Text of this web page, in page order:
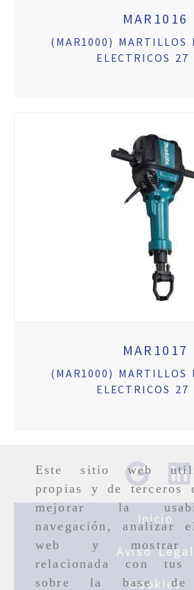
Este sitio web
propias y de terceros
mejorar la
navegación, analizar
web y mostrar
relacionada con tus
sobre la base
MAR1016
(MAR1000) MARTILLOS
ELECTRICOS 27
MAR1017
(MAR1000) MARTILLOS
ELECTRICOS 27
Inicio
Aviso Legal
Cookies